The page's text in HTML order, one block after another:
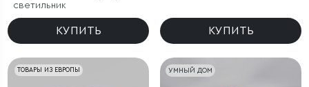
светильник
КУПИТЬ КУПИТЬ
ТОВАРЫ ИЗ ЕВРОПЫ УМНЫЙ ДОМ